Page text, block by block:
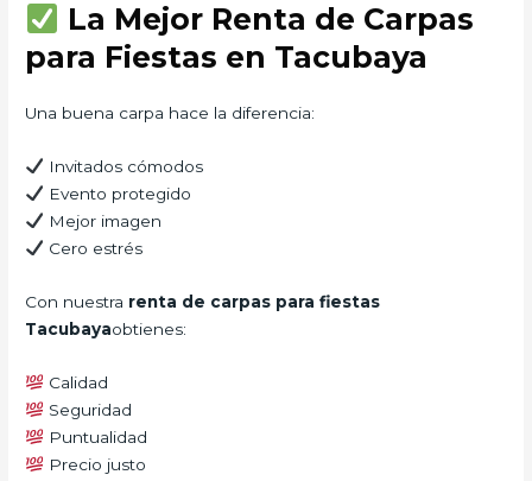
La Mejor Renta de Carpas
para Fiestas en Tacubaya
Una buena carpa hace la diferencia:
Invitados cómodos
Evento protegido
Mejor imagen
Cero estrés
Con nuestra renta de carpas para fiestas
Tacubayaobtienes:
Calidad
Seguridad
Puntualidad
Precio justo